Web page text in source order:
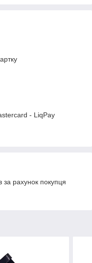
- LiqPay
рахунок покупця